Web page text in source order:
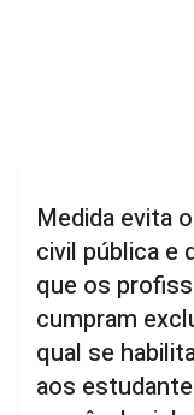
civil pública e
que os
cumpram
qual se
aos
prevê a